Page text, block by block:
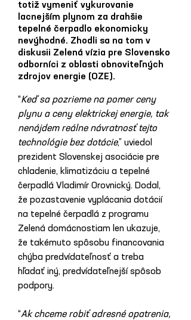
totiž vymeniť vykurovanie
lacnejším plynom za drahšie
tepelné čerpadlo ekonomicky
nevýhodné. Zhodli sa na tom v
diskusii Zelená vízia pre Slovensko
odborníci z oblasti obnoviteľných
zdrojov energie (OZE).
“Keď sa pozrieme na pomer ceny
plynu a ceny elektrickej energie, tak
nenájdem reálne návratnosť tejto
technológie bez dotácie,” uviedol
prezident Slovenskej asociácie pre
chladenie, klimatizáciu a tepelné
čerpadlá Vladimír Orovnický. Dodal,
že pozastavenie vyplácania dotácií
na tepelné čerpadlá z programu
Zelená domácnostiam len ukazuje,
že takémuto spôsobu financovania
chýba predvídateľnosť a treba
hľadať iný, predvídateľnejší spôsob
podpory.
“Ak chceme robiť adresné opatrenia,